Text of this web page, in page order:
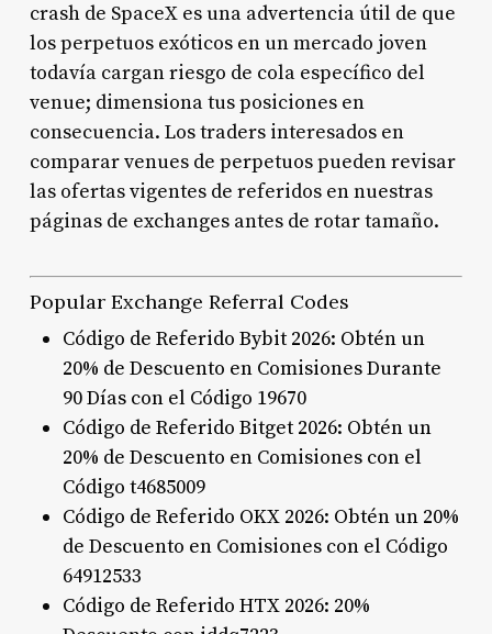
crash de SpaceX es una advertencia útil de que
los perpetuos exóticos en un mercado joven
todavía cargan riesgo de cola específico del
venue; dimensiona tus posiciones en
consecuencia. Los traders interesados en
comparar venues de perpetuos pueden revisar
las ofertas vigentes de referidos en nuestras
páginas de exchanges antes de rotar tamaño.
Popular Exchange Referral Codes
Código de Referido Bybit 2026: Obtén un
20% de Descuento en Comisiones Durante
90 Días con el Código 19670
Código de Referido Bitget 2026: Obtén un
20% de Descuento en Comisiones con el
Código t4685009
Código de Referido OKX 2026: Obtén un 20%
de Descuento en Comisiones con el Código
64912533
Código de Referido HTX 2026: 20%